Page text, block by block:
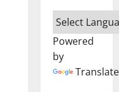
Powered
by
Translate